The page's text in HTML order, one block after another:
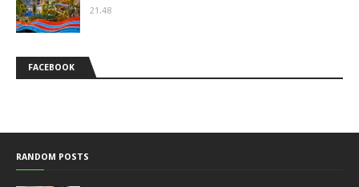
21.48
FACEBOOK
RANDOM POSTS